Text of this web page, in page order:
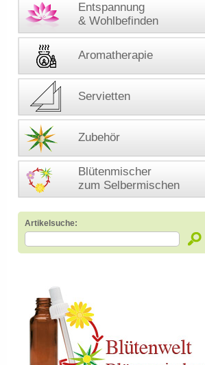
Entspannung
& Wohlbefinden
Aromatherapie
Servietten
Zubehör
Blütenmischer
zum Selbermischen
Artikelsuche: